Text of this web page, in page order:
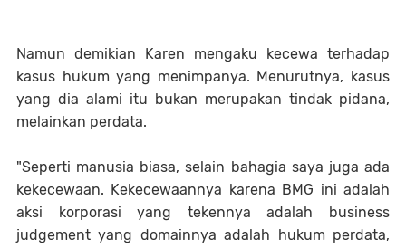
Namun demikian Karen mengaku kecewa terhadap
kasus hukum yang menimpanya. Menurutnya, kasus
yang dia alami itu bukan merupakan tindak pidana,
melainkan perdata.
"Seperti manusia biasa, selain bahagia saya juga ada
kekecewaan. Kekecewaannya karena BMG ini adalah
aksi korporasi yang tekennya adalah business
judgement yang domainnya adalah hukum perdata,